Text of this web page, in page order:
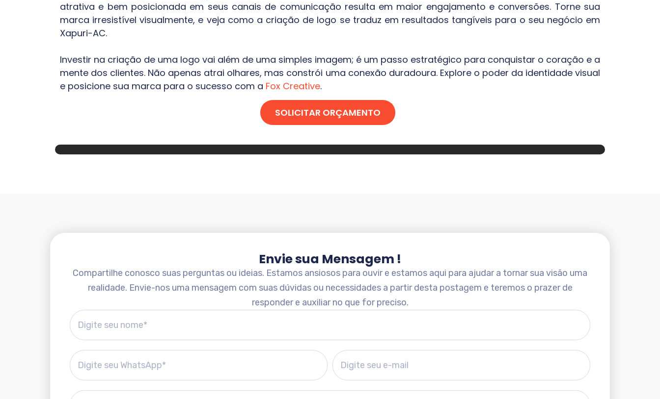
atrativa e bem posicionada em seus canais de comunicação resulta em maior engajamento e conversões. Torne sua
marca irresistível visualmente, e veja como a criação de logo se traduz em resultados tangíveis para o seu negócio em
Xapuri-AC.
Investir na criação de uma logo vai além de uma simples imagem; é um passo estratégico para conquistar o coração e a
mente dos clientes. Não apenas atrai olhares, mas constrói uma conexão duradoura. Explore o poder da identidade visual
e posicione sua marca para o sucesso com a Fox Creative.
SOLICITAR ORÇAMENTO
Envie sua Mensagem !
Compartilhe conosco suas perguntas ou ideias. Estamos ansiosos para ouvir e estamos aqui para ajudar a tornar sua visão uma
realidade. Envie-nos uma mensagem com suas dúvidas ou necessidades a partir desta postagem e teremos o prazer de
responder e auxiliar no que for preciso.